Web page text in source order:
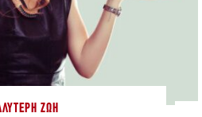
ΖΩΉ